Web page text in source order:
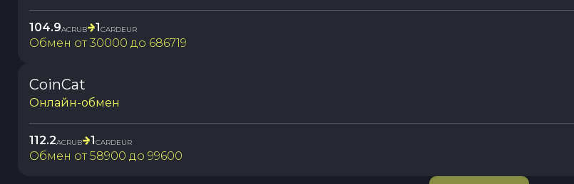
104.9ACRUB 1CARDEUR
Обмен от30000 до 686719
CoinCat
Онлайн-обмен
112.2ACRUB 1CARDEUR
Обмен от58900 до 99600